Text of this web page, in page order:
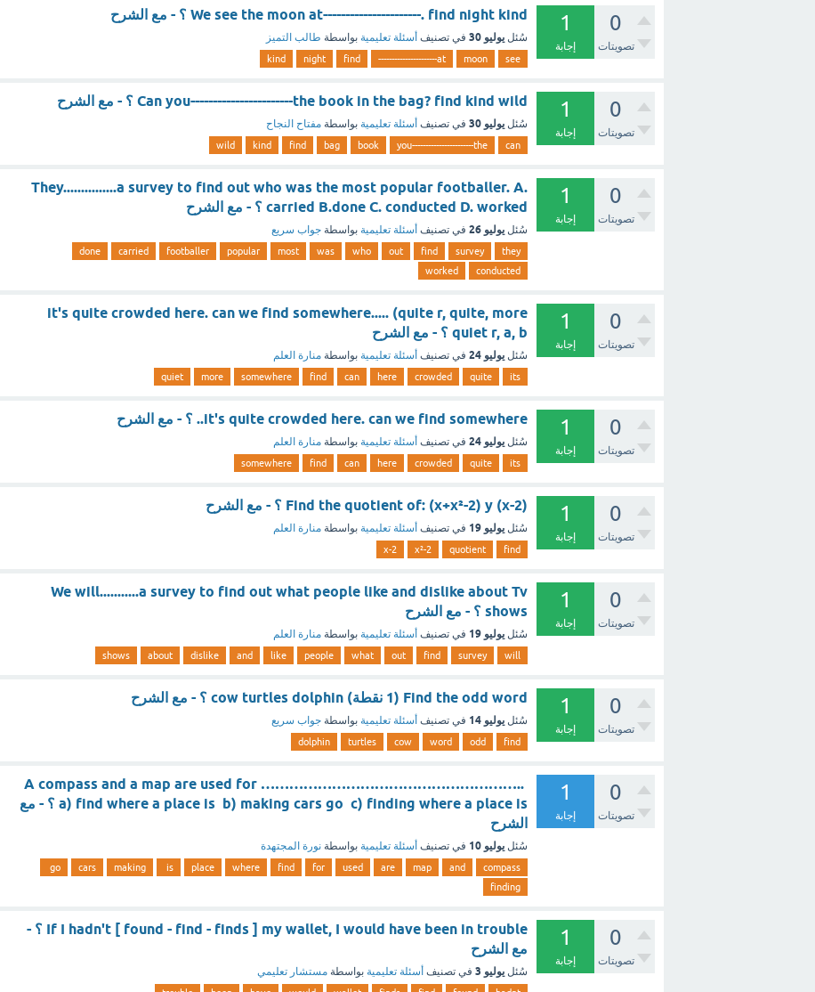
0
تصويتات
1
إجابة
We see the moon at----------------------. find night kind ؟ - مع الشرح
سُئل يوليو 30 في تصنيف أسئلة تعليمية بواسطة طالب التميز
see
moon
at----------------------
find
night
kind
0
تصويتات
1
إجابة
Can you-----------------------the book in the bag? find kind wild ؟ - مع الشرح
سُئل يوليو 30 في تصنيف أسئلة تعليمية بواسطة مفتاح النجاح
can
you-----------------------the
book
bag
find
kind
wild
0
تصويتات
1
إجابة
They...............a survey to find out who was the most popular footballer. A.
carried B.done C. conducted D. worked ؟ - مع الشرح
سُئل يوليو 26 في تصنيف أسئلة تعليمية بواسطة جواب سريع
they
survey
find
out
who
was
most
popular
footballer
carried
done
conducted
worked
0
تصويتات
1
إجابة
it's quite crowded here. can we find somewhere..... (quite r, quite, more
quiet r, a, b ؟ - مع الشرح
سُئل يوليو 24 في تصنيف أسئلة تعليمية بواسطة منارة العلم
its
quite
crowded
here
can
find
somewhere
more
quiet
0
تصويتات
1
إجابة
it's quite crowded here. can we find somewhere.. ؟ - مع الشرح
سُئل يوليو 24 في تصنيف أسئلة تعليمية بواسطة منارة العلم
its
quite
crowded
here
can
find
somewhere
0
تصويتات
1
إجابة
Find the quotient of: (x+x²-2) y (x-2) ؟ - مع الشرح
سُئل يوليو 19 في تصنيف أسئلة تعليمية بواسطة منارة العلم
find
quotient
x²-2
x-2
0
تصويتات
1
إجابة
We will...........a survey to find out what people like and dislike about Tv
shows ؟ - مع الشرح
سُئل يوليو 19 في تصنيف أسئلة تعليمية بواسطة منارة العلم
will
survey
find
out
what
people
like
and
dislike
about
shows
0
تصويتات
1
إجابة
Find the odd word (1 نقطة) cow turtles dolphin ؟ - مع الشرح
سُئل يوليو 14 في تصنيف أسئلة تعليمية بواسطة جواب سريع
find
odd
word
cow
turtles
dolphin
0
تصويتات
1
إجابة
A compass and a map are used for ………………………………………………..
a) find where a place is b) making cars go c) finding where a place is ؟ - مع
الشرح
سُئل يوليو 10 في تصنيف أسئلة تعليمية بواسطة نورة المجتهدة
compass
and
map
are
used
for
find
where
place
is
making
cars
go
finding
0
تصويتات
1
إجابة
If I hadn't [ found - find - finds ] my wallet, I would have been in trouble ؟ -
مع الشرح
سُئل يوليو 3 في تصنيف أسئلة تعليمية بواسطة مستشار تعليمي